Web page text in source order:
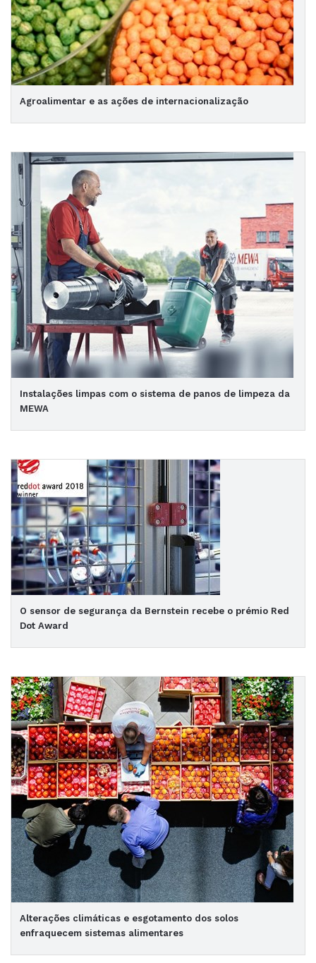
Agroalimentar e as ações de internacionalização
Instalações limpas com o sistema de panos de limpeza da
MEWA
O sensor de segurança da Bernstein recebe o prémio Red
Dot Award
Alterações climáticas e esgotamento dos solos
enfraquecem sistemas alimentares